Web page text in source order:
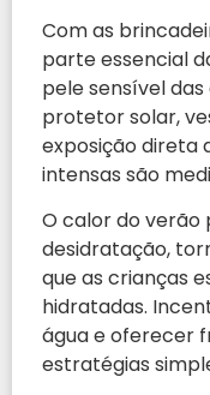
Com as
parte essencial
pele sensível das
protetor solar,
exposição direta
intensas são
O calor do verão
desidratação,
que as crianças
hidratadas.
água e oferecer
estratégias